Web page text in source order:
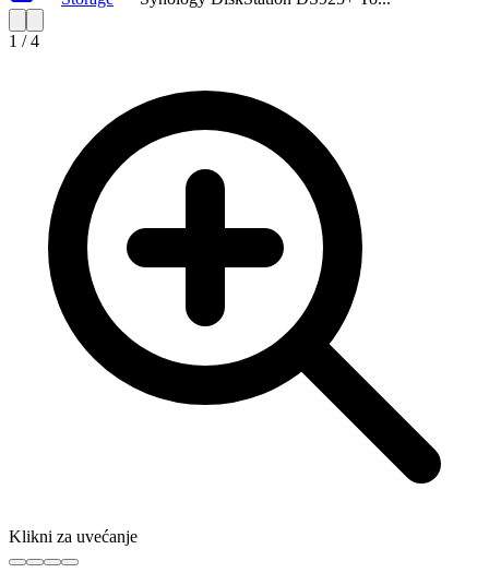
1 /4
Klikni za uvećanje